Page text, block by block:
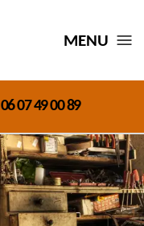
MENU
06 07 49 00 89